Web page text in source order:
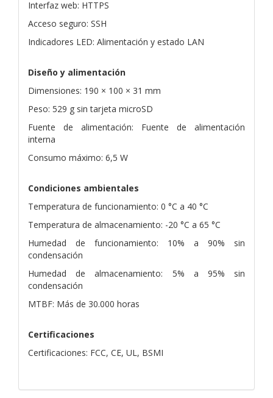
Interfaz web: HTTPS
Acceso seguro: SSH
Indicadores LED: Alimentación y estado LAN
Diseño y alimentación
Dimensiones: 190 × 100 × 31 mm
Peso: 529 g sin tarjeta microSD
Fuente de alimentación: Fuente de alimentación
interna
Consumo máximo: 6,5 W
Condiciones ambientales
Temperatura de funcionamiento: 0 °C a 40 °C
Temperatura de almacenamiento: -20 °C a 65 °C
Humedad de funcionamiento: 10% a 90% sin
condensación
Humedad de almacenamiento: 5% a 95% sin
condensación
MTBF: Más de 30.000 horas
Certificaciones
Certificaciones: FCC, CE, UL, BSMI